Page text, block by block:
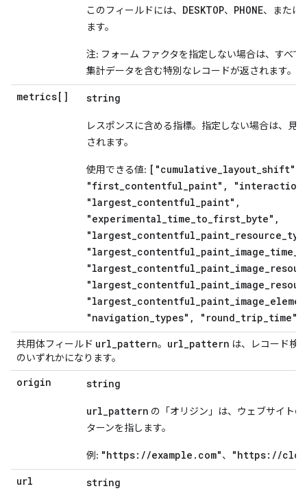
このフィールドには、 DESKTOP、 PHONE、または
ます。
注: フォーム ファクタを指定しない場合は、すべて
集計データを含む特別なレコードが返されます。
metrics[] string
レスポンスに含める指標。指定しない場合は、見
されます。
使用できる値: ["cumulative_layout_shift",
"first_contentful_paint",
"largest_contentful_paint",
"experimental_time_to_first_byte",
"navigation_types", "round_trip_time"]
共用体フィールド url_pattern。 url_pattern は、レコード検
のいずれかになります。
origin string
url_pattern の「オリジン」は、ウェブサイトの
ターンを指します。
例: "https://example.com"、
"https://
url
string